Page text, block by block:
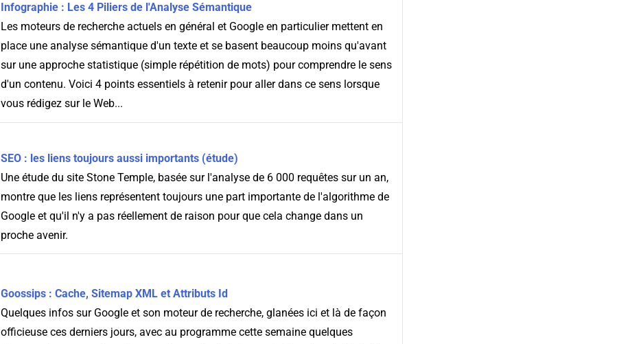
Infographie : Les 4 Piliers de l'Analyse Sémantique
Les moteurs de recherche actuels en général et Google en particulier mettent en
place une analyse sémantique d'un texte et se basent beaucoup moins qu'avant
sur une approche statistique (simple répétition de mots) pour comprendre le sens
d'un contenu. Voici 4 points essentiels à retenir pour aller dans ce sens lorsque
vous rédigez sur le Web...
SEO : les liens toujours aussi importants (étude)
Une étude du site Stone Temple, basée sur l'analyse de 6 000 requêtes sur un an,
montre que les liens représentent toujours une part importante de l'algorithme de
Google et qu'il n'y a pas réellement de raison pour que cela change dans un
proche avenir.
Goossips : Cache, Sitemap XML et Attributs Id
Quelques infos sur Google et son moteur de recherche, glanées ici et là de façon
officieuse ces derniers jours, avec au programme cette semaine quelques